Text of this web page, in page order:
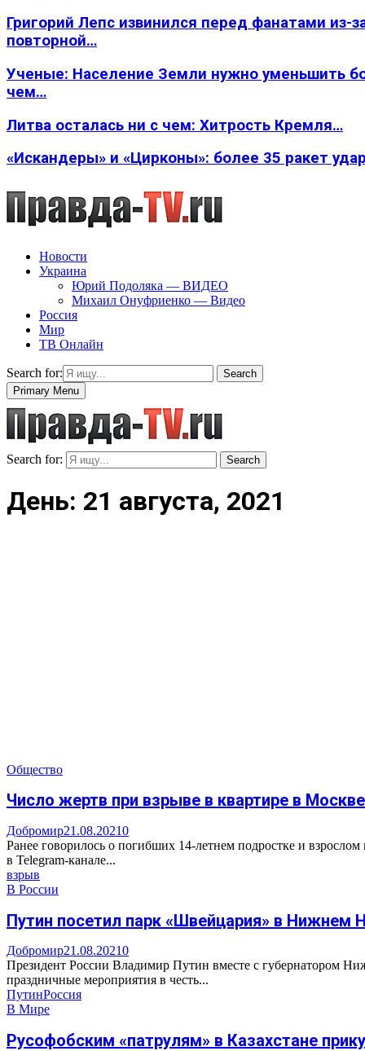
Григорий Лепс извинился перед фанатами из-
повторной…
Ученые: Население Земли нужно уменьшить
чем…
Литва осталась ни с чем: Хитрость Кремля…
«Искандеры» и «Цирконы»: более 35 ракет
Новости
Украина
Юрий Подоляка — ВИДЕО
Михаил Онуфриенко — Видео
Россия
Мир
ТВ Онлайн
Search for:
Search
Primary Menu
Search for: Search
День: 21 августа, 2021
Общество
Число жертв при взрыве в квартире в
Добромир21.08.20210
Ранее говорилось о погибших 14-летнем подростке и
в Telegram-канале...
взрыв
В России
Путин посетил парк «Швейцария» в Нижнем
Добромир21.08.20210
Президент России Владимир Путин вместе с губернатором
праздничные мероприятия в честь...
ПутинРоссия
В Мире
Русофобским «патрулям» в Казахстане